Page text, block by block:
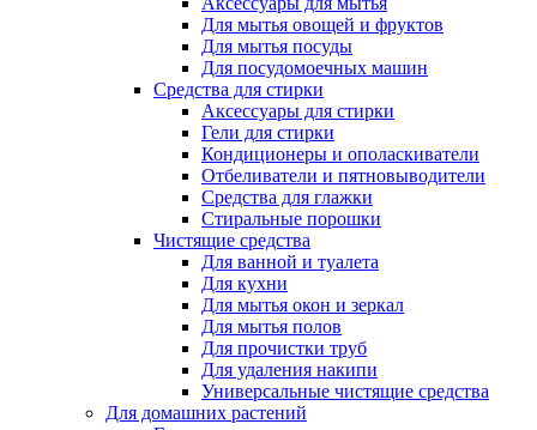
Для мытья овощей и фруктов
Для мытья посуды
Для посудомоечных машин
Средства для стирки
Аксессуары для стирки
Гели для стирки
Кондиционеры и ополаскиватели
Отбеливатели и пятновыводители
Средства для глажки
Стиральные порошки
Чистящие средства
Для ванной и туалета
Для кухни
Для мытья окон и зеркал
Для мытья полов
Для прочистки труб
Для удаления накипи
Универсальные чистящие средства
Для домашних растений